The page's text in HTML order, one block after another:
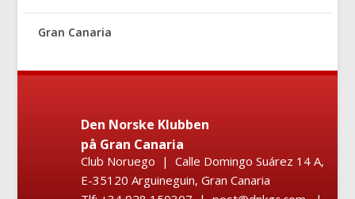
Gran Canaria
Den Norske Klubben
på Gran Canaria
Club Noruego | Calle Domingo Suárez 14 A,
E-35120 Arguineguin, Gran Canaria